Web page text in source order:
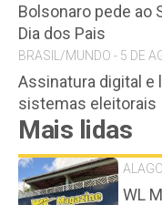
Bolsonaro pede ao
Dia dos Pais
BRASIL/MUNDO - 5 DE
Assinatura digital e
sistemas eleitorais
Mais lidas
WL